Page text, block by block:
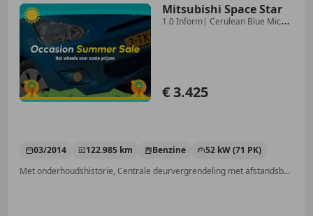
Mitsubishi Space Star
1.0 Inform| Cerulean Blue Mica |
€ 3.425
03/2014 122.985 km Benzine
52 kW (71 PK)
Met onderhoudshistorie, Centrale deurvergrendeling met afstandsbediening, MP3, Lichtmetalen velgen, Elektrisch verstelbare buitenspiegels, Elektrische ramen, Airconditioning, Radio